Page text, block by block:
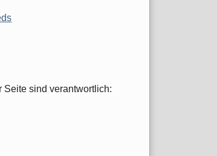
Seite sind verantwortlich: